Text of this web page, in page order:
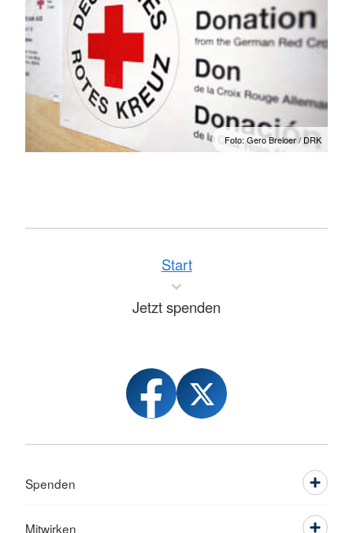
Foto: Gero Breloer / DRK
Start
Jetzt spenden
Spenden
Mitwirken